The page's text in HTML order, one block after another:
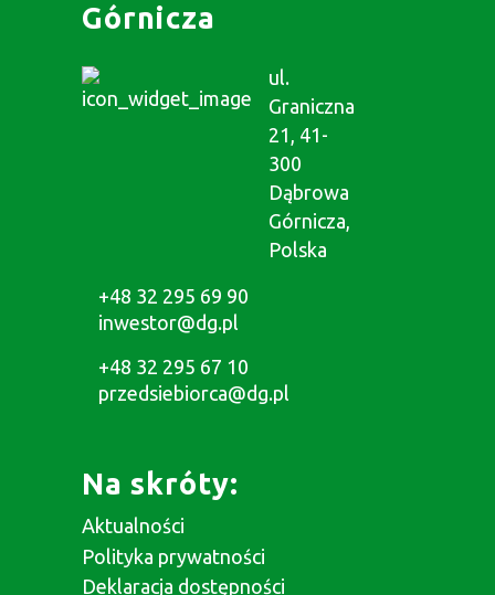
Górnicza
ul.
Graniczna
21, 41-
300
Dąbrowa
Górnicza,
Polska
+48 32 295 69 90
inwestor@dg.pl
+48 32 295 67 10
przedsiebiorca@dg.pl
Na skróty:
Aktualności
Polityka prywatności
Deklaracja dostępności